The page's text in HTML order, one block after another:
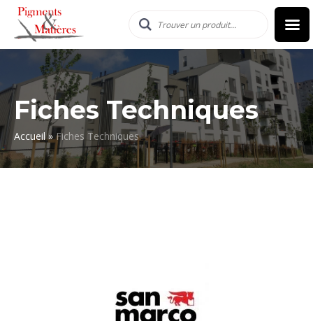
Fiches Techniques
Accueil»Fiches Techniques